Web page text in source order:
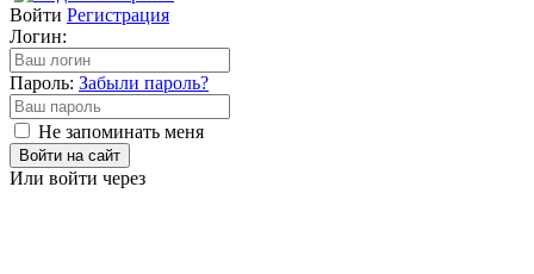
Войти Регистрация
Логин:
Пароль: Забыли пароль?
Не запоминать меня
Войти на сайт
Или войти через